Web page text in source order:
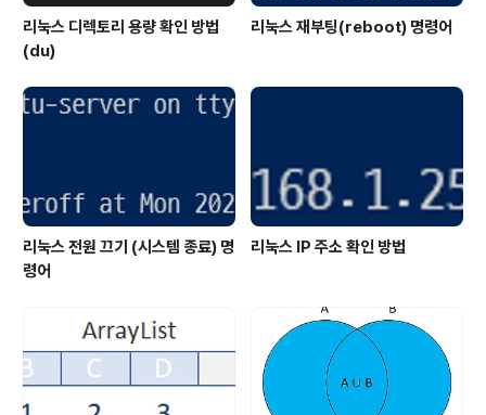
리눅스 디렉토리 용량 확인 방법
(du)
리눅스 재부팅(reboot) 명령어
리눅스 전원 끄기 (시스템 종료) 명
령어
리눅스 IP 주소 확인 방법